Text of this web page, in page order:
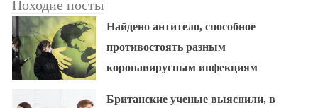
Походие посты
Найдено антитело, способное
противостоять разным
коронавирусным инфекциям
Британские ученые выяснили, в